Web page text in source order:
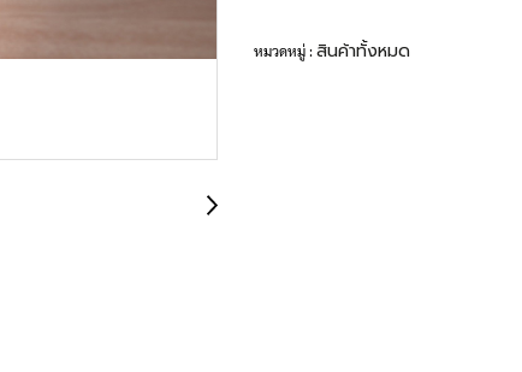
หมวดหมู่ :สินค้าทั้งหมด